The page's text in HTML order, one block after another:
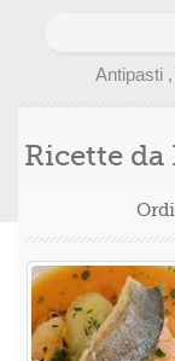
Antipasti ,
Ricette